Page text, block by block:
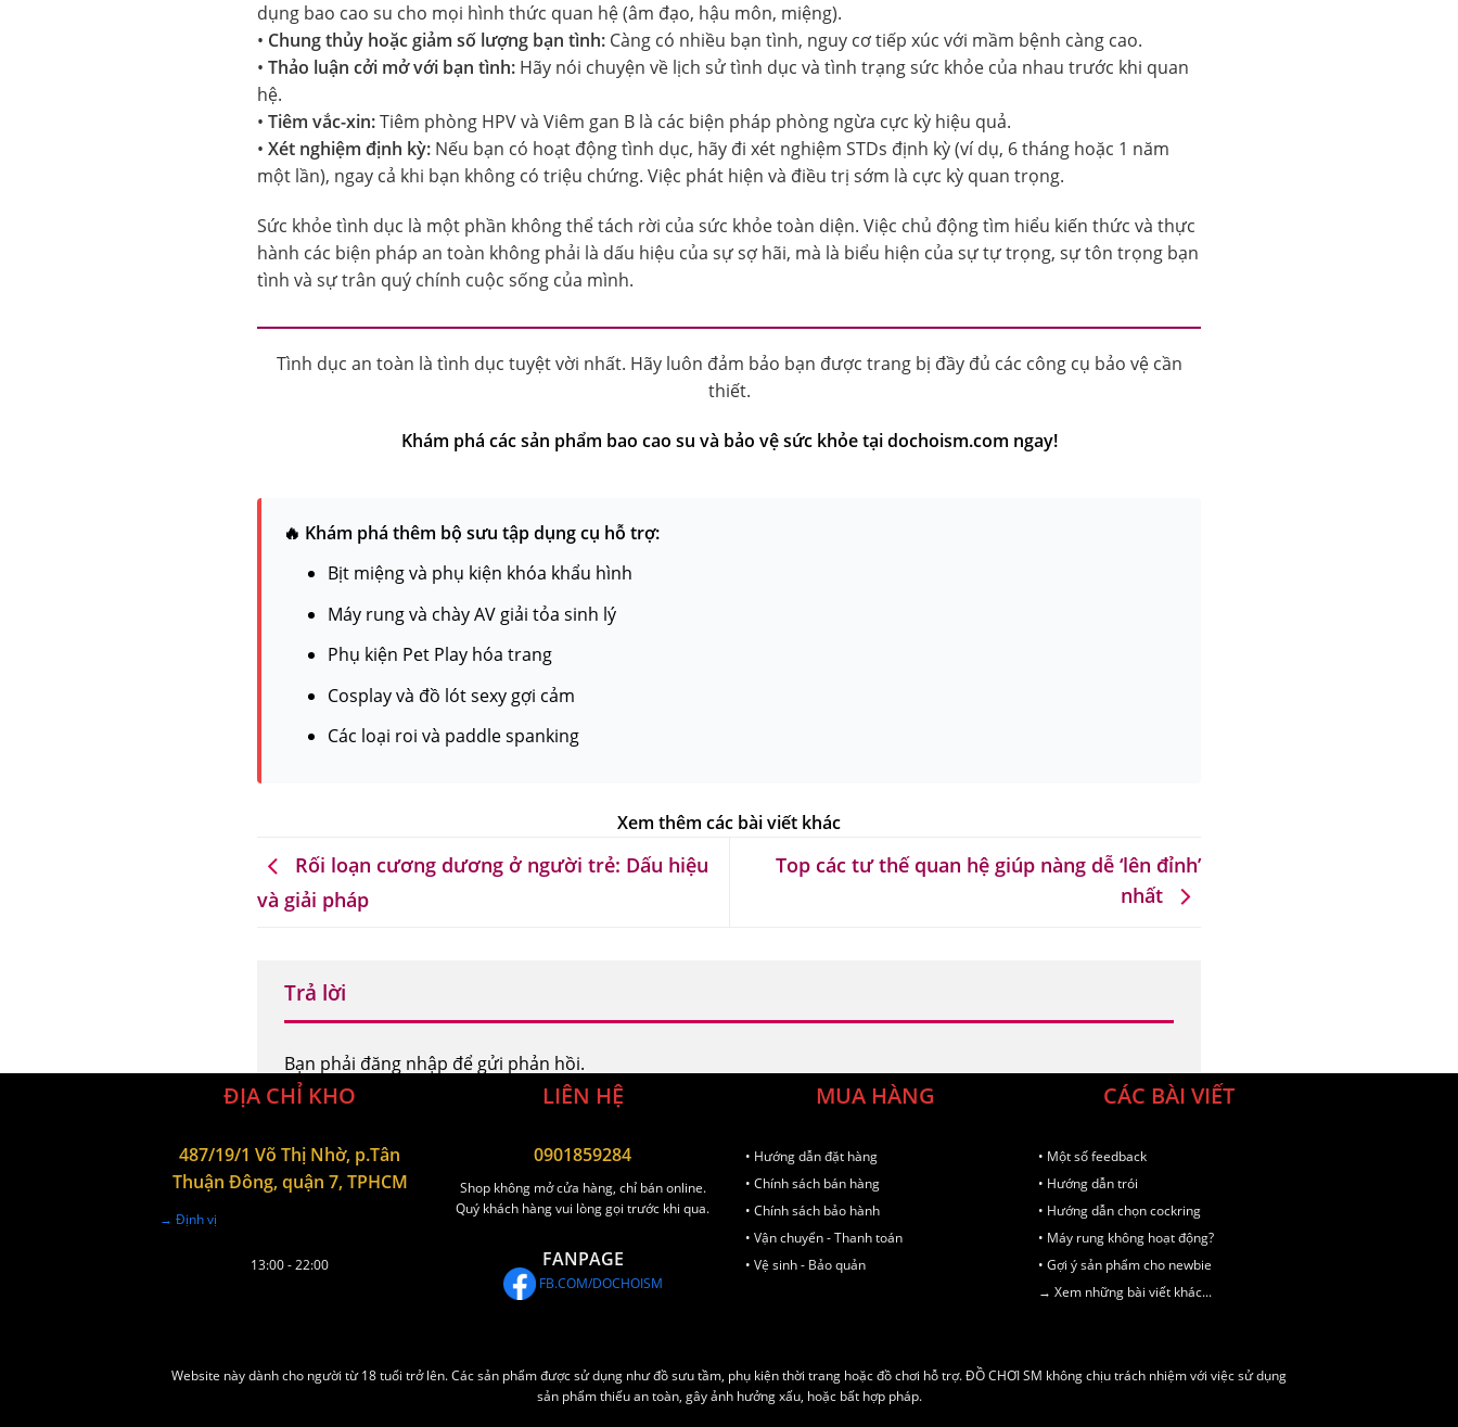
dụng bao cao su cho mọi hình thức quan hệ (âm đạo, hậu môn, miệng).
• Chung thủy hoặc giảm số lượng bạn tình: Càng có nhiều bạn tình, nguy cơ tiếp xúc với mầm bệnh càng cao.
• Thảo luận cởi mở với bạn tình: Hãy nói chuyện về lịch sử tình dục và tình trạng sức khỏe của nhau trước khi quan
hệ.
• Tiêm vắc-xin:Tiêm phòng HPV và Viêm gan B là các biện pháp phòng ngừa cực kỳ hiệu quả.
• Xét nghiệm định kỳ: Nếu bạn có hoạt động tình dục, hãy đi xét nghiệm STDs định kỳ (ví dụ, 6 tháng hoặc 1 năm
một lần), ngay cả khi bạn không có triệu chứng. Việc phát hiện và điều trị sớm là cực kỳ quan trọng.
Sức khỏe tình dục là một phần không thể tách rời của sức khỏe toàn diện. Việc chủ động tìm hiểu kiến thức và thực
hành các biện pháp an toàn không phải là dấu hiệu của sự sợ hãi, mà là biểu hiện của sự tự trọng, sự tôn trọng bạn
tình và sự trân quý chính cuộc sống của mình.
Tình dục an toàn là tình dục tuyệt vời nhất. Hãy luôn đảm bảo bạn được trang bị đầy đủ các công cụ bảo vệ cần
thiết.
Khám phá các sản phẩm bao cao su và bảo vệ sức khỏe tại dochoism.com ngay!
🔥 Khám phá thêm bộ sưu tập dụng cụ hỗ trợ:
Bịt miệng và phụ kiện khóa khẩu hình
Máy rung và chày AV giải tỏa sinh lý
Phụ kiện Pet Play hóa trang
Cosplay và đồ lót sexy gợi cảm
Các loại roi và paddle spanking
Rối loạn cương dương ở người trẻ: Dấu hiệu
và giải pháp
Top các tư thế quan hệ giúp nàng dễ ‘lên đỉnh’
nhất
Trả lời
Bạn phải đăng nhập để gửi phản hồi.
ĐỊA CHỈ KHO
487/19/1 Võ Thị Nhờ, p.Tân
Thuận Đông, quận 7, TPHCM
→ Định vị
13:00 - 22:00
LIÊN HỆ
0901859284
Shop không mở cửa hàng, chỉ bán online.
Quý khách hàng vui lòng gọi trước khi qua.
FANPAGE
FB.COM/DOCHOISM
MUA HÀNG
• Hướng dẫn đặt hàng
• Chính sách bán hàng
• Chính sách bảo hành
• Vận chuyển - Thanh toán
• Vệ sinh - Bảo quản
CÁC BÀI VIẾT
• Một số feedback
• Hướng dẫn trói
• Hướng dẫn chọn cockring
• Máy rung không hoạt động?
• Gợi ý sản phẩm cho newbie
→ Xem những bài viết khác...
Website này dành cho người từ 18 tuổi trở lên. Các sản phẩm được sử dụng như đồ sưu tầm, phụ kiện thời trang hoặc đồ chơi hỗ trợ. ĐỒ CHƠI SM không chịu trách nhiệm với việc sử dụng
sản phẩm thiếu an toàn, gây ảnh hưởng xấu, hoặc bất hợp pháp.